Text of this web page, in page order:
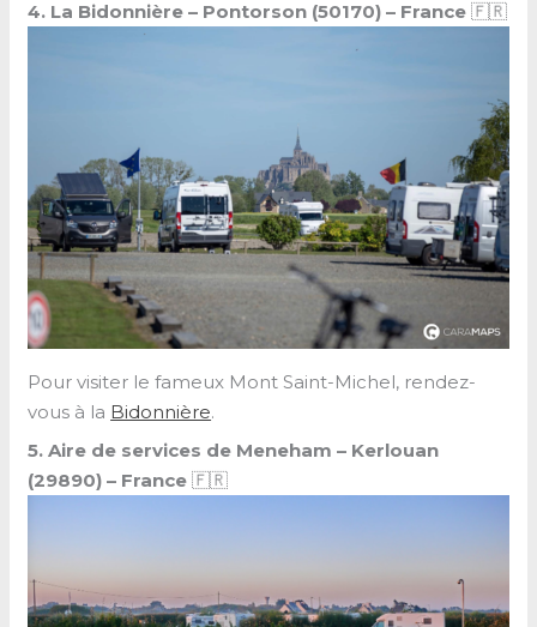
4. La Bidonnière – Pontorson (50170) – France🇫🇷
Pour visiter le fameux Mont Saint-Michel, rendez-
vous à la Bidonnière.
5. Aire de services de Meneham – Kerlouan
(29890) – France🇫🇷